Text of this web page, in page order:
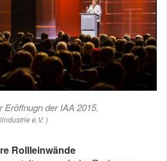
Eröffnugn der IAA 2015.
e.V. )
Rollleinwände